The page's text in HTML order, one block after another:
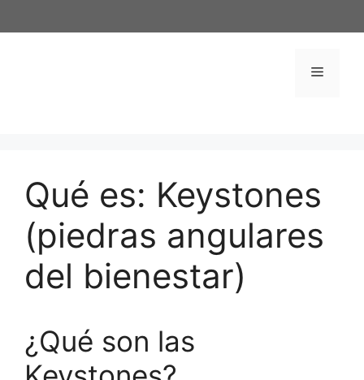
al
Menú
Qué es: Keystones
(piedras angulares
del bienestar)
¿Qué son las